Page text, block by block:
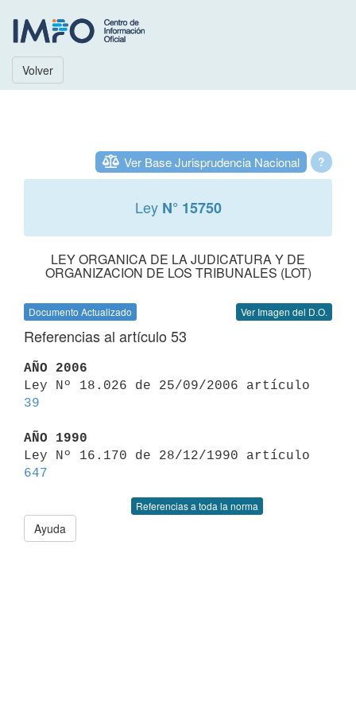
Volver
?
Ver Base Jurisprudencia Nacional
Ley N° 15750
LEY ORGANICA DE LA JUDICATURA Y DE
ORGANIZACION DE LOS TRIBUNALES (LOT)
Documento Actualizado Ver Imagen del D.O.
Referencias al artículo 53
AÑO 2006
39
AÑO 1990
647
Referencias a toda la norma
Ayuda